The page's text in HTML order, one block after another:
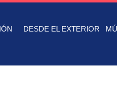
DESDE EL EXTERIOR